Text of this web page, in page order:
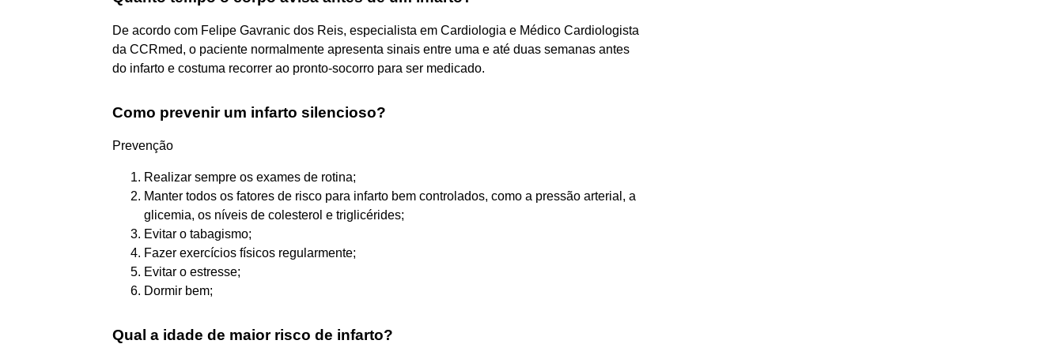
De acordo com Felipe Gavranic dos Reis, especialista em Cardiologia e Médico Cardiologista
da CCRmed, o paciente normalmente apresenta sinais entre uma e até duas semanas antes
do infarto e costuma recorrer ao pronto-socorro para ser medicado.
Como prevenir um infarto silencioso?
Prevenção
Realizar sempre os exames de rotina;
Manter todos os fatores de risco para infarto bem controlados, como a pressão arterial, a
glicemia, os níveis de colesterol e triglicérides;
Evitar o tabagismo;
Fazer exercícios físicos regularmente;
Evitar o estresse;
Dormir bem;
Qual a idade de maior risco de infarto?